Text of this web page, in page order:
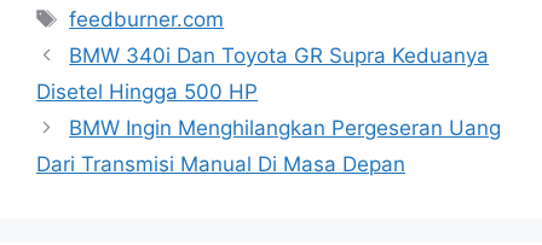
Tags
feedburner.com
BMW 340i Dan Toyota GR Supra Keduanya
Disetel Hingga 500 HP
BMW Ingin Menghilangkan Pergeseran Uang
Dari Transmisi Manual Di Masa Depan